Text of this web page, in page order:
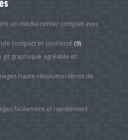
un média-center complet avec
compact et connecté (9)
git graphique agréable et
haute résolution libres de
facilement et rapidement